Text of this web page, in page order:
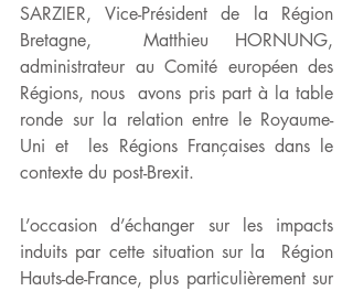
SARZIER, Vice-Président de la Région
Bretagne,  Matthieu HORNUNG,
administrateur au Comité européen des
Régions, nous  avons pris part à la table
ronde sur la relation entre le Royaume-
Uni et  les Régions Françaises dans le
contexte du post-Brexit.
L’occasion d’échanger sur les impacts
induits par cette situation sur la  Région
Hauts-de-France, plus particulièrement sur